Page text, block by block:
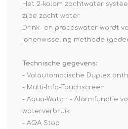
Het 2-kolom zachtwater
zijde zacht water.
Drink- en proceswater wordt
ionenwisseling methode
Technische gegevens:
- Volautomatische Duplex
- Multi-Info-Touchscreen
- Aqua-Watch - Alarmfunctie
waterverbruik
- AQA Stop